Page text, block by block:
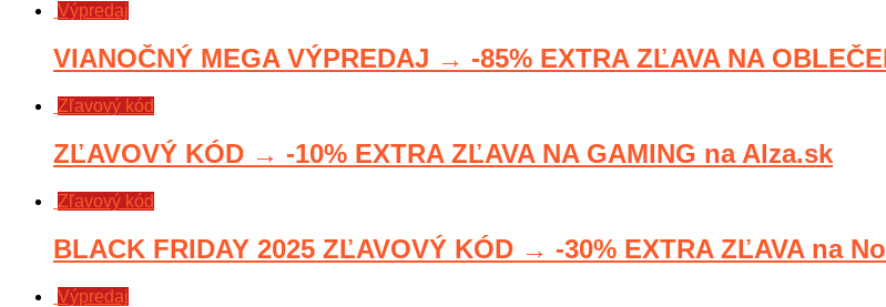
Výpredaj
VIANOČNÝ MEGA VÝPREDAJ → -85% EXTRA ZĽAVA NA
Zľavový kód
ZĽAVOVÝ KÓD → -10% EXTRA ZĽAVA NA GAMING na Alza.sk
Zľavový kód
BLACK FRIDAY 2025 ZĽAVOVÝ KÓD → -30% EXTRA ZĽAVA na
Výpredaj